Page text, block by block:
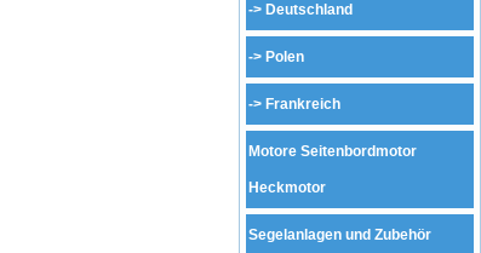
-> Deutschland
-> Polen
-> Frankreich
Motore Seitenbordmotor
Heckmotor
Segelanlagen und Zubehör